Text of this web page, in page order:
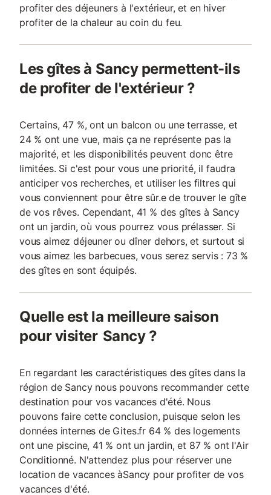
profiter des déjeuners à l'extérieur, et en hiver
profiter de la chaleur au coin du feu.
Les gîtes à Sancy permettent-ils
de profiter de l'extérieur ?
Certains, 47 %, ont un balcon ou une terrasse, et
24 % ont une vue, mais ça ne représente pas la
majorité, et les disponibilités peuvent donc être
limitées. Si c'est pour vous une priorité, il faudra
anticiper vos recherches, et utiliser les filtres qui
vous conviennent pour être sûr.e de trouver le gîte
de vos rêves. Cependant, 41 % des gîtes à Sancy
ont un jardin, où vous pourrez vous prélasser. Si
vous aimez déjeuner ou dîner dehors, et surtout si
vous aimez les barbecues, vous serez servis : 73 %
des gîtes en sont équipés.
Quelle est la meilleure saison
pour visiter Sancy ?
En regardant les caractéristiques des gîtes dans la
région de Sancy nous pouvons recommander cette
destination pour vos vacances d'été. Nous
pouvons faire cette conclusion, puisque selon les
données internes de Gites.fr 64 % des logements
ont une piscine, 41 % ont un jardin, et 87 % ont l'Air
Conditionné. N'attendez plus pour réserver une
location de vacances àSancy pour profiter de vos
vacances d'été.